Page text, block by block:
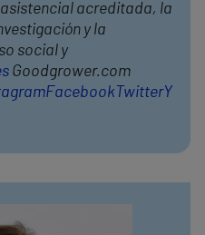
acreditada, la
y la
social y
Goodgrower.com
Facebook TwitterY